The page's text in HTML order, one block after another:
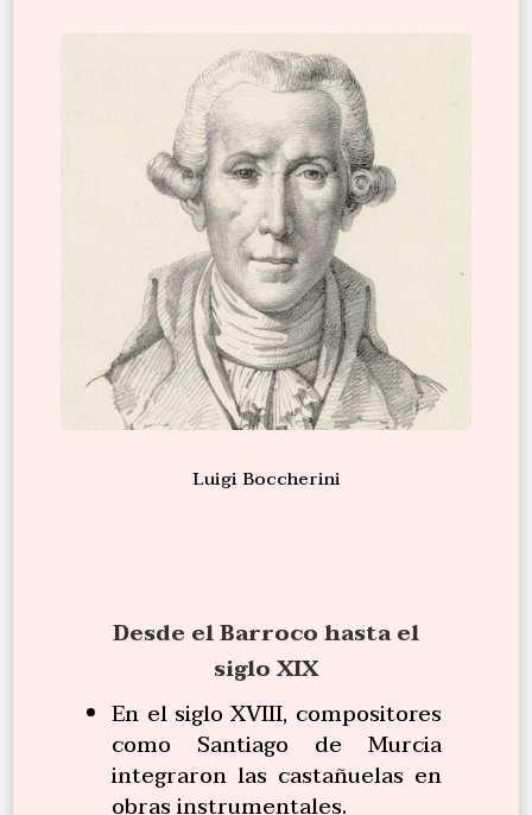
Luigi Boccherini
Desde el Barroco hasta el
siglo XIX
En el siglo XVIII, compositores
como Santiago de Murcia
integraron las castañuelas en